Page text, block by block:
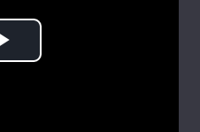
Статті
Play